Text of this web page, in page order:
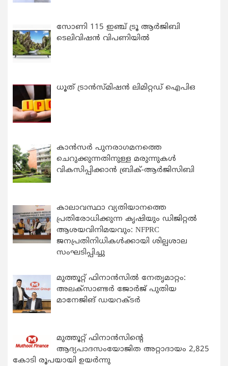
സോണി 115 ഇഞ്ച് ട്രൂ ആർജിബി
ടെലിവിഷൻ വിപണിയിൽ
ധൂത് ട്രാൻസ്മിഷൻ ലിമിറ്റഡ് ഐപിഒ
കാന്‍സര്‍ പുനരാഗമനത്തെ
ചെറുക്കുന്നതിനുള്ള മരുന്നുകള്‍
വികസിപ്പിക്കാന്‍ ബ്രിക്-ആര്‍ജിസിബി
കാലാവസ്ഥാ വ്യതിയാനത്തെ
പ്രതിരോധിക്കുന്ന കൃഷിയും ഡിജിറ്റൽ
ആശയവിനിമയവും: NFPRC
ജനപ്രതിനിധികൾക്കായി ശില്പശാല
സംഘടിപ്പിച്ചു
മുത്തൂറ്റ് ഫിനാൻസിൽ നേതൃമാറ്റം:
അലക്സാണ്ടർ ജോർജ് പുതിയ
മാനേജിങ് ഡയറക്ടർ
മുത്തൂറ്റ് ഫിനാൻസിന്റെ
ആദ്യപാദസംയോജിത അറ്റാദായം 2,825
കോടി രൂപയായി ഉയർന്നു